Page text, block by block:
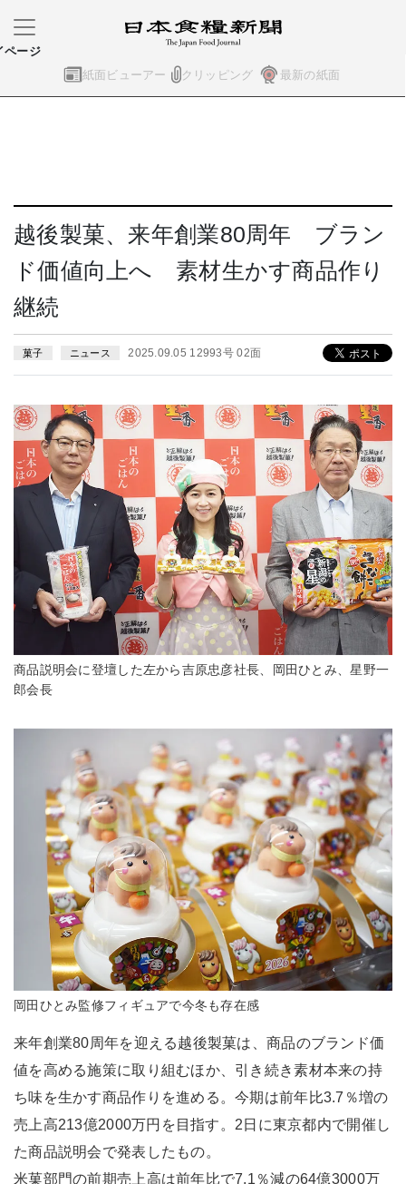
紙面ビューアー クリッピング 最新の紙面
ページ
越後製菓、来年創業80周年 ブラン
ド価値向上へ 素材生かす商品作り
継続
菓子 ニュース 2025.09.05 12993号 02面
商品説明会に登壇した左から吉原忠彦社長、岡田ひとみ、星野一
郎会長
岡田ひとみ監修フィギュアで今冬も存在感
来年創業80周年を迎える越後製菓は、商品のブランド価
値を高める施策に取り組むほか、引き続き素材本来の持
ち味を生かす商品作りを進める。今期は前年比3.7％増の
売上高213億2000万円を目指す。2日に東京都内で開催し
た商品説明会で発表したもの。
米菓部門の前期売上高は前年比で7.1％減の64億3000万